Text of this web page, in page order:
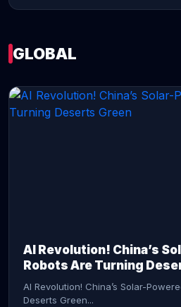
GLOBAL
AI Revolution! China’s
Robots Are Turning
AI Revolution! China’s Solar-
Deserts Green...